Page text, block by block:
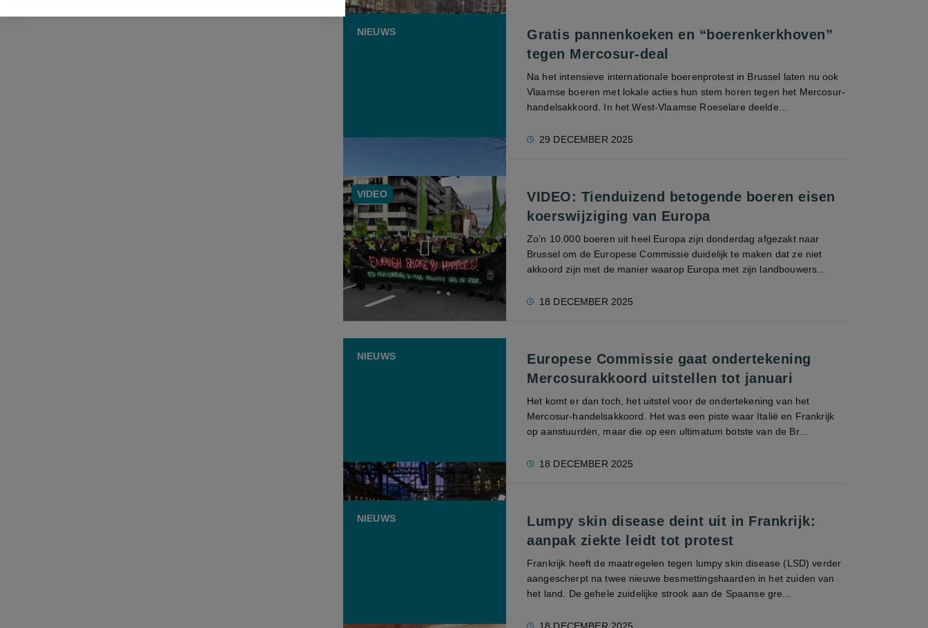
Gratis pannenkoeken en “boerenkerkhoven”
tegen Mercosur-deal
Na het intensieve internationale boerenprotest in Brussel laten nu ook
Vlaamse boeren met lokale acties hun stem horen tegen het Mercosur-
handelsakkoord. In het West-Vlaamse Roeselare deelde...
29 DECEMBER 2025
NIEUWS
screenreader.play video VIDEO: Tienduizend betogende boeren eisen koerswijziging van Europa
VIDEO: Tienduizend betogende boeren eisen
koerswijziging van Europa
Zo’n 10.000 boeren uit heel Europa zijn donderdag afgezakt naar
Brussel om de Europese Commissie duidelijk te maken dat ze niet
akkoord zijn met de manier waarop Europa met zijn landbouwers...
18 DECEMBER 2025
VIDEO
Europese Commissie gaat ondertekening
Mercosurakkoord uitstellen tot januari
Het komt er dan toch, het uitstel voor de ondertekening van het
Mercosur-handelsakkoord. Het was een piste waar Italië en Frankrijk
op aanstuurden, maar die op een ultimatum botste van de Br...
18 DECEMBER 2025
NIEUWS
Lumpy skin disease deint uit in Frankrijk:
aanpak ziekte leidt tot protest
Frankrijk heeft de maatregelen tegen lumpy skin disease (LSD) verder
aangescherpt na twee nieuwe besmettingshaarden in het zuiden van
het land. De gehele zuidelijke strook aan de Spaanse gre...
NIEUWS